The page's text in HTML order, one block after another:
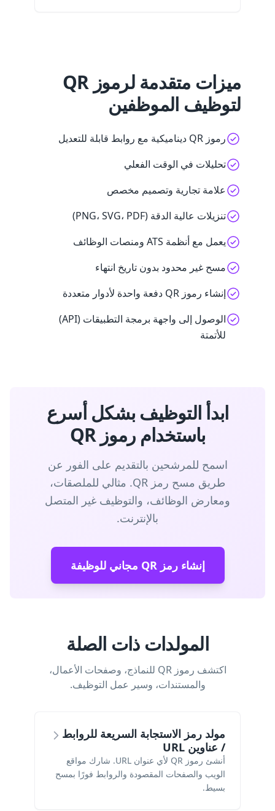
ميزات متقدمة لرموز QR
لتوظيف الموظفين
رموز QR ديناميكية مع روابط قابلة للتعديل
تحليلات في الوقت الفعلي
علامة تجارية وتصميم مخصص
تنزيلات عالية الدقة (PNG، SVG، PDF)
يعمل مع أنظمة ATS ومنصات الوظائف
مسح غير محدود بدون تاريخ انتهاء
إنشاء رموز QR دفعة واحدة لأدوار متعددة
الوصول إلى واجهة برمجة التطبيقات (API)
للأتمتة
ابدأ التوظيف بشكل أسرع
باستخدام رموز QR
اسمح للمرشحين بالتقديم على الفور عن
طريق مسح رمز QR. مثالي للملصقات،
ومعارض الوظائف، والتوظيف غير المتصل
بالإنترنت.
إنشاء رمز QR مجاني للوظيفة
المولدات ذات الصلة
اكتشف رموز QR للنماذج، وصفحات الأعمال،
والمستندات، وسير عمل التوظيف.
مولد رمز الاستجابة السريعة للروابط
/ عناوين URL
أنشئ رموز QR لأي عنوان URL. شارك مواقع
الويب والصفحات المقصودة والروابط فورًا بمسح
بسيط.